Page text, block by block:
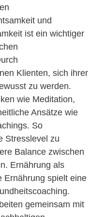
und
ist ein wichtiger
Klienten, sich ihrer
zu werden.
wie Meditation,
Ansätze wie
So
Stresslevel zu
Balance zwischen
Ernährung als
Ernährung spielt eine
gemeinsam mit